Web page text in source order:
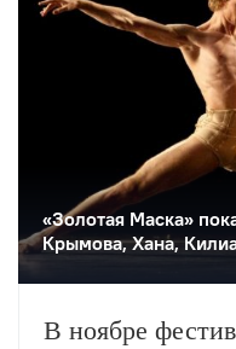
«Золотая Маска»
Крымова, Хана,
В ноябре